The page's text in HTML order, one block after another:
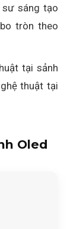
sư sáng tạo
tròn theo
tại sảnh
thuật tại
Oled